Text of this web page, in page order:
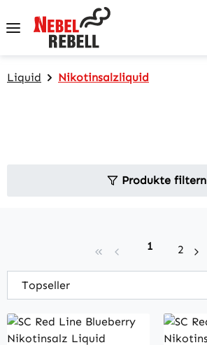
Zum Hauptinhalt springen
Liquid Nikotinsalzliquid
Produkte filtern
Seite
1 Seite
2